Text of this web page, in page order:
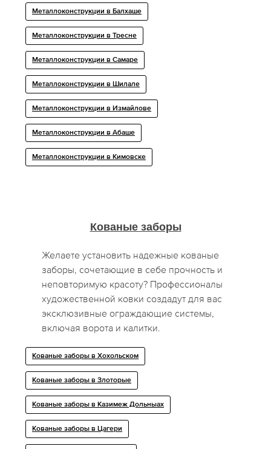
Металлоконструкции в Балхаше
Металлоконструкции в Тресне
Металлоконструкции в Самаре
Металлоконструкции в Шилале
Металлоконструкции в Измайлове
Металлоконструкции в Абаше
Металлоконструкции в Кимовске
Кованые заборы
Желаете установить надежные кованые
заборы, сочетающие в себе прочность и
неповторимую красоту? Профессионалы
художественной ковки создадут для вас
эксклюзивные ограждающие системы,
включая ворота и калитки.
Кованые заборы в Хохольском
Кованые заборы в Злоторые
Кованые заборы в Казимеж Дольныах
Кованые заборы в Цагери